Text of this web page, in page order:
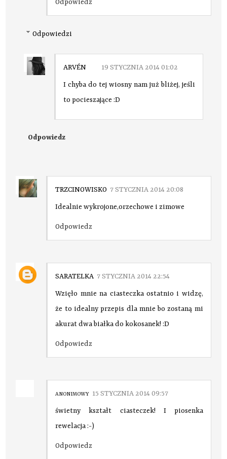
Odpowiedz
Odpowiedzi
ARVÉN 19 STYCZNIA 2014 01:02
I chyba do tej wiosny nam już bliżej, jeśli
to pocieszające :D
Odpowiedz
TRZCINOWISKO 7 STYCZNIA 2014 20:08
Idealnie wykrojone,orzechowe i zimowe
Odpowiedz
SARATELKA 7 STYCZNIA 2014 22:54
Wzięło mnie na ciasteczka ostatnio i widzę,
że to idealny przepis dla mnie bo zostaną mi
akurat dwa białka do kokosanek! :D
Odpowiedz
ANONIMOWY 15 STYCZNIA 2014 09:57
świetny kształt ciasteczek! I piosenka
rewelacja :-)
Odpowiedz